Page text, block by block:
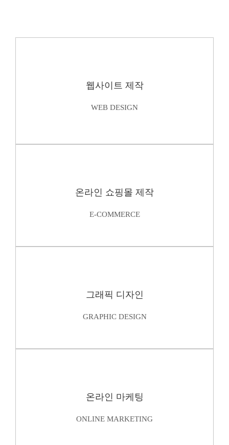
웹사이트 제작
WEB DESIGN
온라인 쇼핑몰 제작
E-COMMERCE
그래픽 디자인
GRAPHIC DESIGN
온라인 마케팅
ONLINE MARKETING